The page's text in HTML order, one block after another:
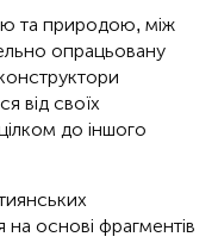
та природою, між
опрацьовану
від своїх
до іншого
на основі фрагментів